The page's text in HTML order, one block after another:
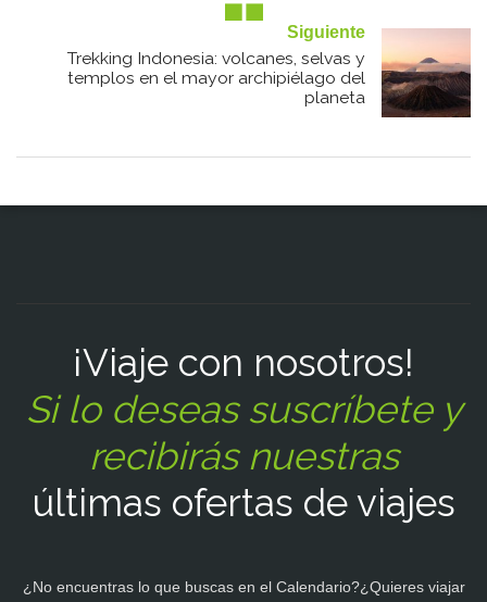
Siguiente
Trekking Indonesia: volcanes, selvas y
templos en el mayor archipiélago del
planeta
¡Viaje con nosotros!
Si lo deseas suscríbete y
recibirás nuestras
últimas ofertas de viajes
¿No encuentras lo que buscas en el Calendario?¿Quieres viajar